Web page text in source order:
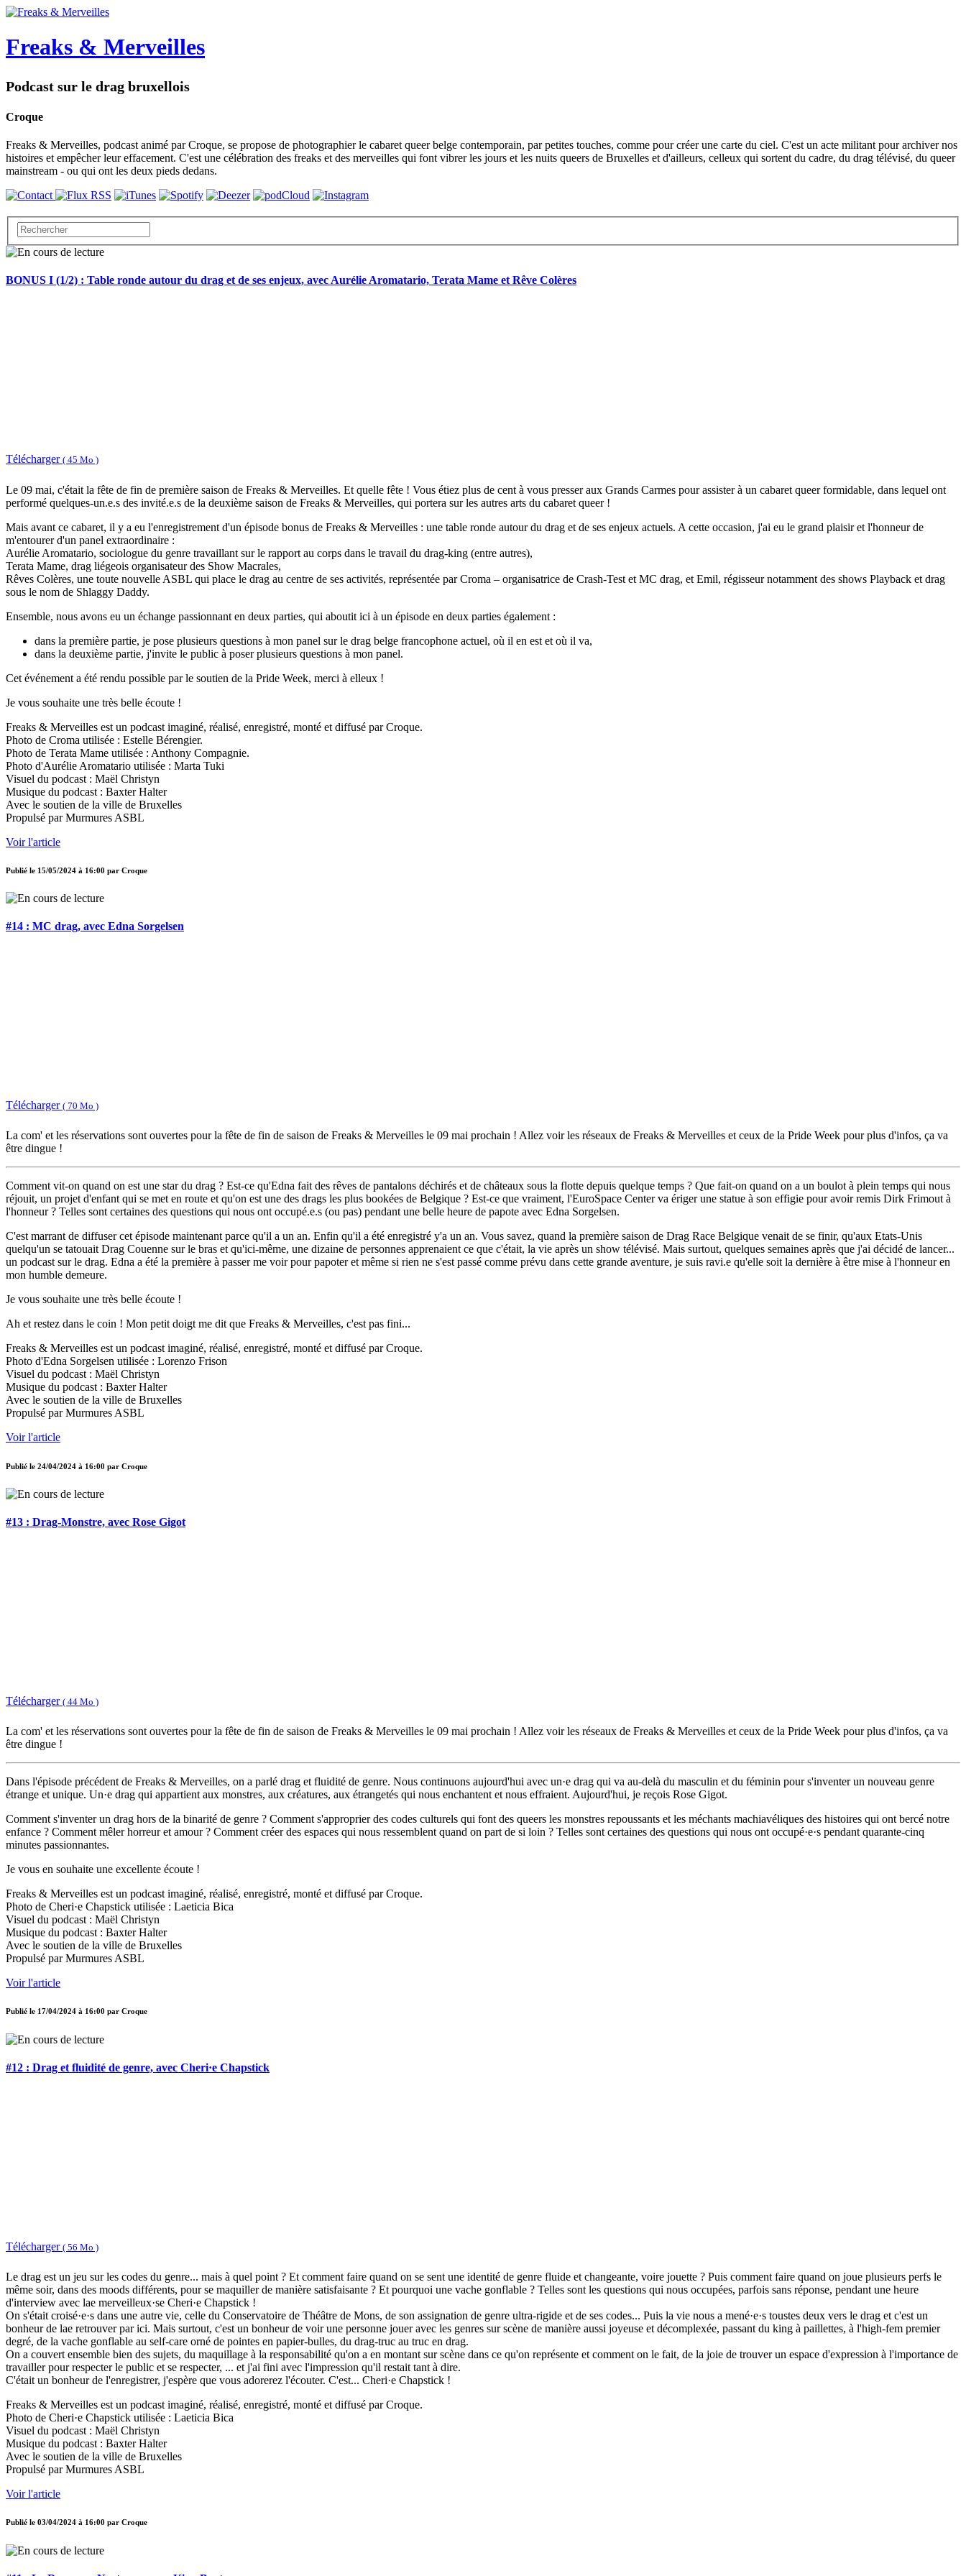
Freaks & Merveilles
Podcast sur le drag bruxellois
Croque
Freaks & Merveilles, podcast animé par Croque, se propose de photographier le cabaret queer belge contemporain, par petites touches, comme pour créer une carte du ciel. C'est un acte militant pour archiver nos
histoires et empêcher leur effacement. C'est une célébration des freaks et des merveilles qui font vibrer les jours et les nuits queers de Bruxelles et d'ailleurs, celleux qui sortent du cadre, du drag télévisé, du queer
mainstream - ou qui ont les deux pieds dedans.
BONUS I (1/2) : Table ronde autour du drag et de ses enjeux, avec Aurélie Aromatario, Terata Mame et Rêve Colères
Télécharger ( 45 Mo )
Le 09 mai, c'était la fête de fin de première saison de Freaks & Merveilles. Et quelle fête ! Vous étiez plus de cent à vous presser aux Grands Carmes pour assister à un cabaret queer formidable, dans lequel ont
performé quelques-un.e.s des invité.e.s de la deuxième saison de Freaks & Merveilles, qui portera sur les autres arts du cabaret queer !
Mais avant ce cabaret, il y a eu l'enregistrement d'un épisode bonus de Freaks & Merveilles : une table ronde autour du drag et de ses enjeux actuels. A cette occasion, j'ai eu le grand plaisir et l'honneur de
m'entourer d'un panel extraordinaire :
Aurélie Aromatario, sociologue du genre travaillant sur le rapport au corps dans le travail du drag-king (entre autres),
Terata Mame, drag liégeois organisateur des Show Macrales,
Rêves Colères, une toute nouvelle ASBL qui place le drag au centre de ses activités, représentée par Croma – organisatrice de Crash-Test et MC drag, et Emil, régisseur notamment des shows Playback et drag
sous le nom de Shlaggy Daddy.
Ensemble, nous avons eu un échange passionnant en deux parties, qui aboutit ici à un épisode en deux parties également :
dans la première partie, je pose plusieurs questions à mon panel sur le drag belge francophone actuel, où il en est et où il va,
dans la deuxième partie, j'invite le public à poser plusieurs questions à mon panel.
Cet événement a été rendu possible par le soutien de la Pride Week, merci à elleux !
Je vous souhaite une très belle écoute !
Freaks & Merveilles est un podcast imaginé, réalisé, enregistré, monté et diffusé par Croque.
Photo de Croma utilisée : Estelle Bérengier.
Photo de Terata Mame utilisée : Anthony Compagnie.
Photo d'Aurélie Aromatario utilisée : Marta Tuki
Visuel du podcast : Maël Christyn
Musique du podcast : Baxter Halter
Avec le soutien de la ville de Bruxelles
Propulsé par Murmures ASBL
Voir l'article
Publié le 15/05/2024 à 16:00 par Croque
#14 : MC drag, avec Edna Sorgelsen
Télécharger ( 70 Mo )
La com' et les réservations sont ouvertes pour la fête de fin de saison de Freaks & Merveilles le 09 mai prochain ! Allez voir les réseaux de Freaks & Merveilles et ceux de la Pride Week pour plus d'infos, ça va
être dingue !
Comment vit-on quand on est une star du drag ? Est-ce qu'Edna fait des rêves de pantalons déchirés et de châteaux sous la flotte depuis quelque temps ? Que fait-on quand on a un boulot à plein temps qui nous
réjouit, un projet d'enfant qui se met en route et qu'on est une des drags les plus bookées de Belgique ? Est-ce que vraiment, l'EuroSpace Center va ériger une statue à son effigie pour avoir remis Dirk Frimout à
l'honneur ? Telles sont certaines des questions qui nous ont occupé.e.s (ou pas) pendant une belle heure de papote avec Edna Sorgelsen.
C'est marrant de diffuser cet épisode maintenant parce qu'il a un an. Enfin qu'il a été enregistré y'a un an. Vous savez, quand la première saison de Drag Race Belgique venait de se finir, qu'aux Etats-Unis
quelqu'un se tatouait Drag Couenne sur le bras et qu'ici-même, une dizaine de personnes apprenaient ce que c'était, la vie après un show télévisé. Mais surtout, quelques semaines après que j'ai décidé de lancer...
un podcast sur le drag. Edna a été la première à passer me voir pour papoter et même si rien ne s'est passé comme prévu dans cette grande aventure, je suis ravi.e qu'elle soit la dernière à être mise à l'honneur en
mon humble demeure.
Je vous souhaite une très belle écoute !
Ah et restez dans le coin ! Mon petit doigt me dit que Freaks & Merveilles, c'est pas fini...
Freaks & Merveilles est un podcast imaginé, réalisé, enregistré, monté et diffusé par Croque.
Photo d'Edna Sorgelsen utilisée : Lorenzo Frison
Visuel du podcast : Maël Christyn
Musique du podcast : Baxter Halter
Avec le soutien de la ville de Bruxelles
Propulsé par Murmures ASBL
Voir l'article
Publié le 24/04/2024 à 16:00 par Croque
#13 : Drag-Monstre, avec Rose Gigot
Télécharger ( 44 Mo )
La com' et les réservations sont ouvertes pour la fête de fin de saison de Freaks & Merveilles le 09 mai prochain ! Allez voir les réseaux de Freaks & Merveilles et ceux de la Pride Week pour plus d'infos, ça va
être dingue !
Dans l'épisode précédent de Freaks & Merveilles, on a parlé drag et fluidité de genre. Nous continuons aujourd'hui avec un·e drag qui va au-delà du masculin et du féminin pour s'inventer un nouveau genre
étrange et unique. Un·e drag qui appartient aux monstres, aux créatures, aux étrangetés qui nous enchantent et nous effraient. Aujourd'hui, je reçois Rose Gigot.
Comment s'inventer un drag hors de la binarité de genre ? Comment s'approprier des codes culturels qui font des queers les monstres repoussants et les méchants machiavéliques des histoires qui ont bercé notre
enfance ? Comment mêler horreur et amour ? Comment créer des espaces qui nous ressemblent quand on part de si loin ? Telles sont certaines des questions qui nous ont occupé·e·s pendant quarante-cinq
minutes passionnantes.
Je vous en souhaite une excellente écoute !
Freaks & Merveilles est un podcast imaginé, réalisé, enregistré, monté et diffusé par Croque.
Photo de Cheri·e Chapstick utilisée : Laeticia Bica
Visuel du podcast : Maël Christyn
Musique du podcast : Baxter Halter
Avec le soutien de la ville de Bruxelles
Propulsé par Murmures ASBL
Voir l'article
Publié le 17/04/2024 à 16:00 par Croque
#12 : Drag et fluidité de genre, avec Cheri·e Chapstick
Télécharger ( 56 Mo )
Le drag est un jeu sur les codes du genre... mais à quel point ? Et comment faire quand on se sent une identité de genre fluide et changeante, voire jouette ? Puis comment faire quand on joue plusieurs perfs le
même soir, dans des moods différents, pour se maquiller de manière satisfaisante ? Et pourquoi une vache gonflable ? Telles sont les questions qui nous occupées, parfois sans réponse, pendant une heure
d'interview avec lae merveilleux·se Cheri·e Chapstick !
On s'était croisé·e·s dans une autre vie, celle du Conservatoire de Théâtre de Mons, de son assignation de genre ultra-rigide et de ses codes... Puis la vie nous a mené·e·s toustes deux vers le drag et c'est un
bonheur de lae retrouver par ici. Mais surtout, c'est un bonheur de voir une personne jouer avec les genres sur scène de manière aussi joyeuse et décomplexée, passant du king à paillettes, à l'high-fem premier
degré, de la vache gonflable au self-care orné de pointes en papier-bulles, du drag-truc au truc en drag.
On a couvert ensemble bien des sujets, du maquillage à la responsabilité qu'on a en montant sur scène dans ce qu'on représente et comment on le fait, de la joie de trouver un espace d'expression à l'importance de
travailler pour respecter le public et se respecter, ... et j'ai fini avec l'impression qu'il restait tant à dire.
C'était un bonheur de l'enregistrer, j'espère que vous adorerez l'écouter. C'est... Cheri·e Chapstick !
Freaks & Merveilles est un podcast imaginé, réalisé, enregistré, monté et diffusé par Croque.
Photo de Cheri·e Chapstick utilisée : Laeticia Bica
Visuel du podcast : Maël Christyn
Musique du podcast : Baxter Halter
Avec le soutien de la ville de Bruxelles
Propulsé par Murmures ASBL
Voir l'article
Publié le 03/04/2024 à 16:00 par Croque